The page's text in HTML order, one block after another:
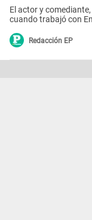
El actor y
cuando trabajó con
Redacción EP